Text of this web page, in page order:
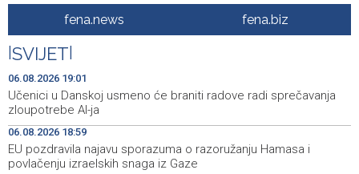
Novi Travnik receives first direct EU funding for UNESCO
heritage project
19:33
Crishock: OHR maintains an open dialogue with all
political stakeholders in BiH
19:32
Velika nagrada Britanije ostaje u MotoGP kalendaru do
2028. godine
19:29
Španska krajnja ljevica i desnica ujedinjene protiv
Maroka kao suorganizatora SP 2030.
fena.news fena.biz
SVIJET
06.08.2026 19:01
Učenici u Danskoj usmeno će braniti radove radi sprečavanja
zloupotrebe AI-ja
06.08.2026 18:59
EU pozdravila najavu sporazuma o razoružanju Hamasa i
povlačenju izraelskih snaga iz Gaze